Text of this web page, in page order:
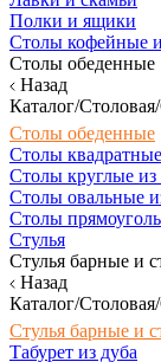
Полки и ящики
Столы кофейные
Столы обеденные
Назад
Каталог/
Столы обеденные
Столы
Столы круглые из
Столы овальные
Столы
Стулья
Стулья барные и
Назад
Каталог/
Стулья барные и
Табурет из дуба